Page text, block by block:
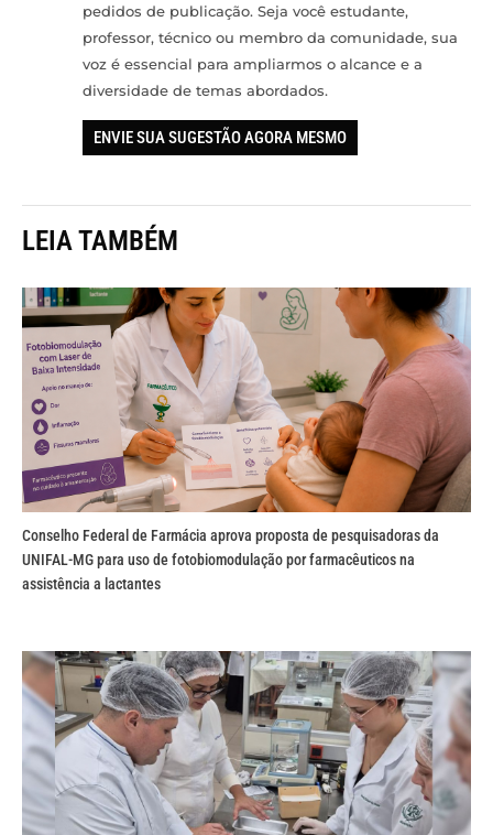
pedidos de publicação. Seja você estudante,
professor, técnico ou membro da comunidade, sua
voz é essencial para ampliarmos o alcance e a
diversidade de temas abordados.
ENVIE SUA SUGESTÃO AGORA MESMO
LEIA TAMBÉM
Conselho Federal de Farmácia aprova proposta de pesquisadoras da
UNIFAL-MG para uso de fotobiomodulação por farmacêuticos na
assistência a lactantes